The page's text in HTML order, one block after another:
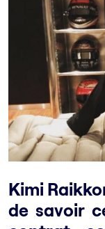
Kimi
de savoir